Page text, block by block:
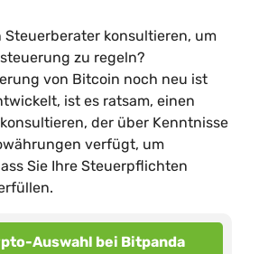
Steuerberater konsultieren, um
zu regeln?
von Bitcoin noch neu ist
ist es ratsam, einen
der über Kenntnisse
verfügt, um
Sie Ihre Steuerpflichten
Auswahl bei Bitpanda